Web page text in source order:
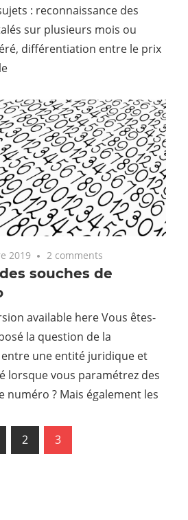
: reconnaissance des
sur plusieurs mois ou
différentiation entre le prix
2019 2 comments
souches de
available here Vous êtes-
la question de la
une entité juridique et
lorsque vous paramétrez des
numéro ? Mais également les
2 3